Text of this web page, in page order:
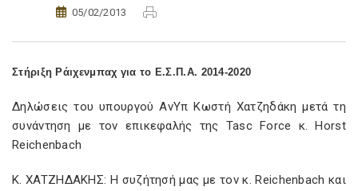
05/02/2013
Στήριξη Ράιχενμπαχ για το Ε.Σ.Π.Α. 2014-2020
Δηλώσεις του υπουργού ΑνΥπ Κωστή Χατζηδάκη μετά τη
συνάντηση με τον επικεφαλής της Tasc Force κ. Horst
Reichenbach
K. XATΖΗΔΑΚΗΣ: Η συζήτησή μας με τον κ. Reichenbach και